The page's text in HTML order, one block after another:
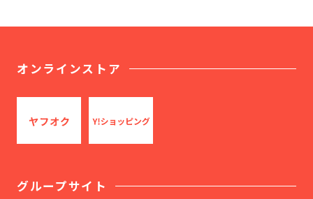
オンラインストア
グループサイト